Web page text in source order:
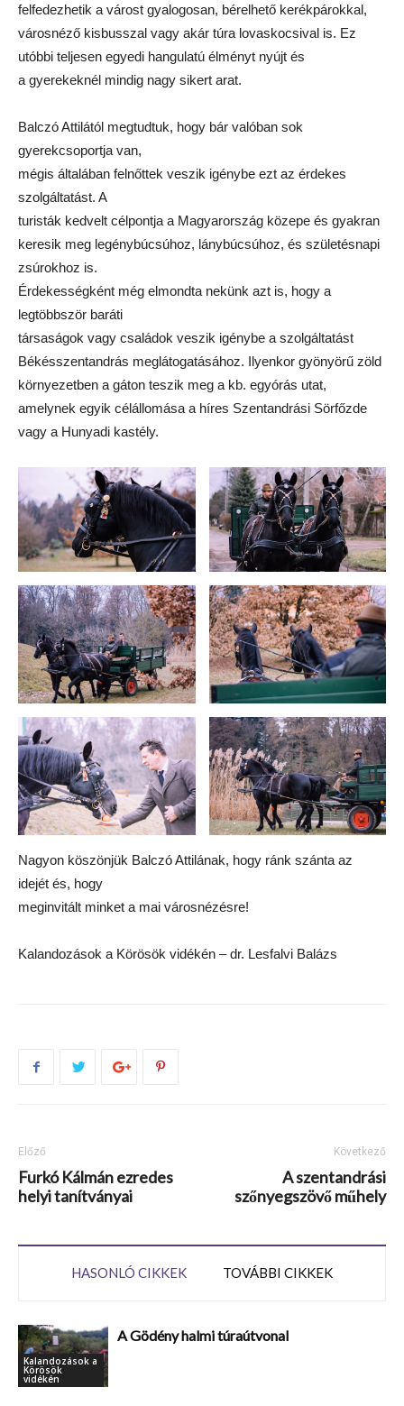
felfedezhetik a várost gyalogosan, bérelhető kerékpárokkal,
városnéző kisbusszal vagy akár túra lovaskocsival is. Ez
utóbbi teljesen egyedi hangulatú élményt nyújt és
a gyerekeknél mindig nagy sikert arat.
Balczó Attilától megtudtuk, hogy bár valóban sok
gyerekcsoportja van,
mégis általában felnőttek veszik igénybe ezt az érdekes
szolgáltatást. A
turisták kedvelt célpontja a Magyarország közepe és gyakran
keresik meg legénybúcsúhoz, lánybúcsúhoz, és születésnapi
zsúrokhoz is.
Érdekességként még elmondta nekünk azt is, hogy a
legtöbbször baráti
társaságok vagy családok veszik igénybe a szolgáltatást
Békésszentandrás meglátogatásához. Ilyenkor gyönyörű zöld
környezetben a gáton teszik meg a kb. egyórás utat,
amelynek egyik célállomása a híres Szentandrási Sörfőzde
vagy a Hunyadi kastély.
Nagyon köszönjük Balczó Attilának, hogy ránk szánta az
idejét és, hogy
meginvitált minket a mai városnézésre!
Kalandozások a Körösök vidékén – dr. Lesfalvi Balázs
Előző
Furkó Kálmán ezredes
helyi tanítványai
Következő
A szentandrási
szőnyegszövő műhely
HASONLÓ CIKKEK TOVÁBBI CIKKEK
Kalandozások a
Körösök
vidékén
A Gödény halmi túraútvonal